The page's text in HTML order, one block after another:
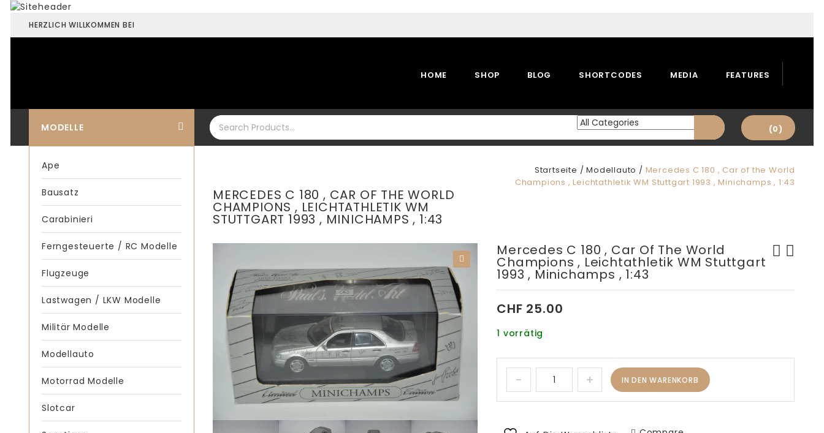
HERZLICH WILLKOMMEN BEI
HOME SHOP BLOG SHORTCODES MEDIA FEATURES
MODELLE (0)
Ape
Bausatz
Carabinieri
Ferngesteuerte / RC Modelle
Flugzeuge
Lastwagen / LKW Modelle
Militär Modelle
Modellauto
Motorrad Modelle
Slotcar
Startseite /Modellauto / Mercedes C 180 , Car of the World
Champions , Leichtathletik WM Stuttgart 1993 , Minichamps , 1:43
MERCEDES C 180 , CAR OF THE WORLD
CHAMPIONS , LEICHTATHLETIK WM
STUTTGART 1993 , MINICHAMPS , 1:43
Mercedes C 180 , Car Of The World
Champions , Leichtathletik WM Stuttgart
1993 , Minichamps , 1:43
CHF 25.00
1 vorrätig
IN DEN WARENKORB